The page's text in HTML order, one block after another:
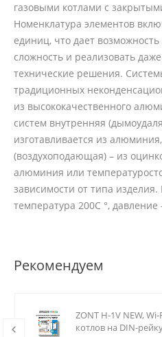
газовыми котлами с
Номенклатура элементов
единиц, что дает
сложность и реализовать
технические решения.
традиционных
из высококачественного
систем внутренняя
изготавливается из
(воздухоподающая) – из
алюминия или
зависимости от типа
температура 200С °, давление
Рекомендуем
ZONT H-1V NEW,
котлов на DIN-